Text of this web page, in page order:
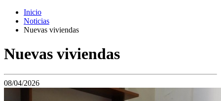
Inicio
Noticias
Nuevas viviendas
Nuevas viviendas
08/04/2026